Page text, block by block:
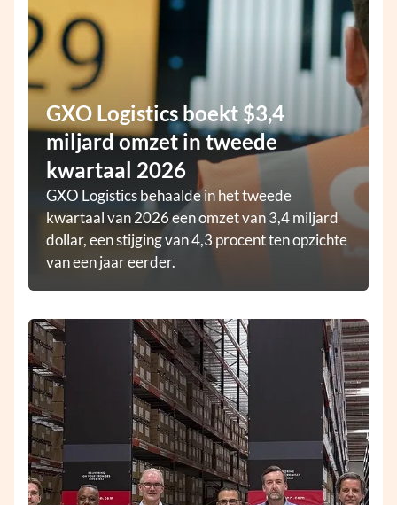
GXO Logistics boekt $3,4
miljard omzet in tweede
kwartaal 2026
GXO Logistics behaalde in het tweede
kwartaal van 2026 een omzet van 3,4 miljard
dollar, een stijging van 4,3 procent ten opzichte
van een jaar eerder.